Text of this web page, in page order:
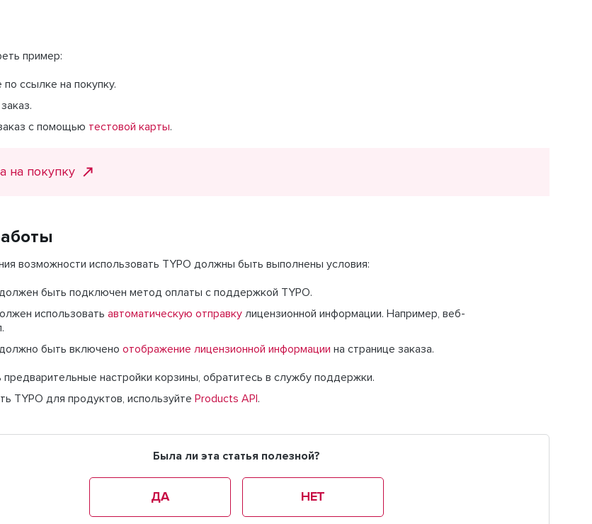
пример:
ссылке на покупку.
с помощью тестовой карты.
на покупку
возможности использовать TYPO должны быть выполнены условия:
быть подключен метод оплаты с поддержкой TYPO.
использовать автоматическую отправку лицензионной информации. Например, веб-
быть включено отображение лицензионной информации на странице заказа.
настройки корзины, обратитесь в службу поддержки.
TYPO для продуктов, используйте Products API .
Была ли эта статья полезной?
ДА НЕТ